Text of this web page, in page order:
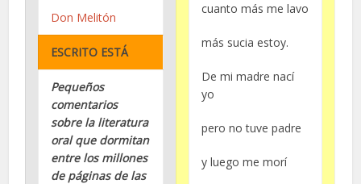
Don Melitón
ESCRITO ESTÁ
Pequeños
comentarios
sobre la literatura
oral que dormitan
entre los millones
de páginas de las
cuanto más me lavo
más sucia estoy.
De mi madre nací
yo
pero no tuve padre
y luego me morí